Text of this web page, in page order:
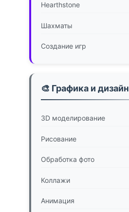
Hearthstone
Шахматы
Создание игр
🎨 Графика и дизайн
3D моделирование
Рисование
Обработка фото
Коллажи
Анимация